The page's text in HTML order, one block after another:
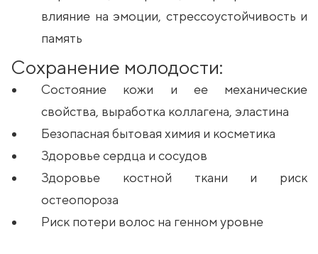
влияние на эмоции, стрессоустойчивость и
память
Сохранение молодости:
Состояние кожи и ее механические
свойства, выработка коллагена, эластина
Безопасная бытовая химия и косметика
Здоровье сердца и сосудов
Здоровье костной ткани и риск
остеопороза
Риск потери волос на генном уровне